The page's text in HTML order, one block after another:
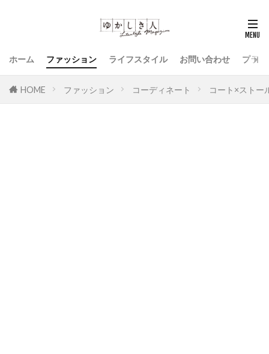
ホーム ファッション ライフスタイル お問い合わせ プラ
HOME ファッション コーディネート コート×ストー